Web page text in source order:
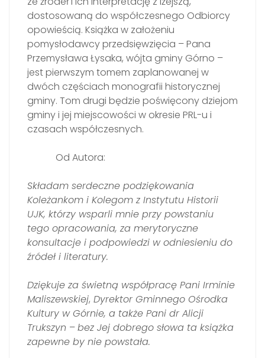
dostosowaną do współczesnego Odbiorcy
opowieścią. Książka w założeniu
pomysłodawcy przedsięwzięcia – Pana
Przemysława Łysaka, wójta gminy Górno –
jest pierwszym tomem zaplanowanej w
dwóch częściach monografii historycznej
gminy. Tom drugi będzie poświęcony dziejom
gminy i jej miejscowości w okresie PRL-u i
czasach współczesnych.
Od Autora:
Składam serdeczne podziękowania
Koleżankom i Kolegom z Instytutu Historii
UJK, którzy wsparli mnie przy powstaniu
tego opracowania, za merytoryczne
konsultacje i podpowiedzi w odniesieniu do
źródeł i literatury.
Dziękuje za świetną współpracę Pani Irminie
Maliszewskiej, Dyrektor Gminnego Ośrodka
Kultury w Górnie, a także Pani dr Alicji
Trukszyn –bez Jej dobrego słowa ta książka
zapewne by nie powstała.